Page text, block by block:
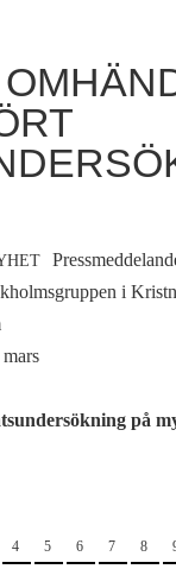
i
på
4 5 6 7 8